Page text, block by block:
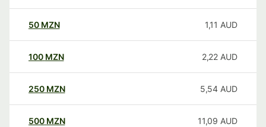
50 MZN 1,11 AUD
100 MZN 2,22 AUD
250 MZN 5,54 AUD
500 MZN 11,09 AUD